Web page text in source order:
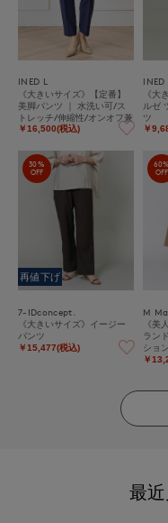
INED L
《大きいサイズ》【定番】
美脚パンツ ｜ 水洗い可/ス
トレッチ/伸縮性/オンオフ兼
用/汎用性
￥16,500(税込)
INED
《大
ルゼ
ツ
￥
30%
OFF
再値下げ
7-IDconcept.
《大きいサイズ》イージー
パンツ
￥15,477(税込)
60%
OFF
M
《美
ラン
ショ
カー
￥
最